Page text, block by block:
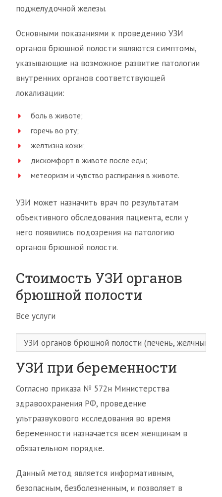
поджелудочной железы.
Основными показаниями к проведению УЗИ
органов брюшной полости являются симптомы,
указывающие на возможное развитие патологии
внутренних органов соответствующей
локализации:
боль в животе;
горечь во рту;
желтизна кожи;
дискомфорт в животе после еды;
метеоризм и чувство распирания в животе.
УЗИ может назначить врач по результатам
объективного обследования пациента, если у
него появились подозрения на патологию
органов брюшной полости.
Стоимость УЗИ органов
брюшной полости
Все услуги
УЗИ органов брюшной полости (печень, желчный
УЗИ при беременности
Согласно приказа № 572н Министерства
здравоохранения РФ, проведение
ультразвукового исследования во время
беременности назначается всем женщинам в
обязательном порядке.
Данный метод является информативным,
безопасным, безболезненным, и позволяет в